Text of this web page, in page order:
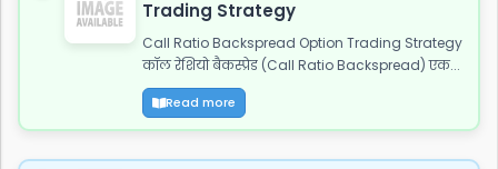
Trading Strategy
Call Ratio Backspread Option Trading Strategy
कॉल रेशियो बैकस्प्रेड (Call Ratio Backspread) एक...
Read more